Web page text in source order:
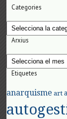
Categories
Categories
Arxius
Arxius
Etiquetes
anarquisme art